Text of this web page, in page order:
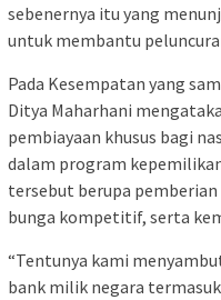
sebenernya itu yang
untuk membantu
Pada Kesempatan yang
Ditya Maharhani
pembiayaan khusus bagi
dalam program
tersebut berupa
bunga kompetitif, serta
“Tentunya kami
bank milik negara